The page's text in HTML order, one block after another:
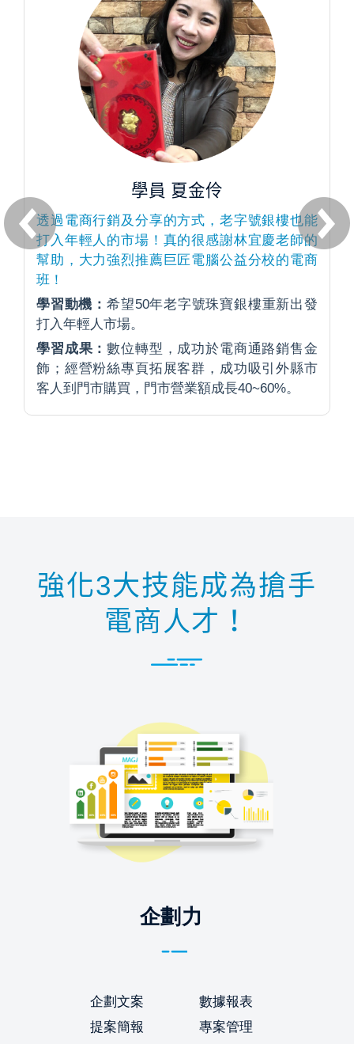
學員 夏金伶
透過電商行銷及分享的方式，老字號銀樓也能
打入年輕人的市場！真的很感謝林宜慶老師的
幫助，大力強烈推薦巨匠電腦公益分校的電商
班！
學習動機： 希望50年老字號珠寶銀樓重新出發
打入年輕人市場。
學習成果：數位轉型，成功於電商通路銷售金
飾；經營粉絲專頁拓展客群，成功吸引外縣市
客人到門市購買，門市營業額成長40~60%。
強化3大技能成為搶手
電商人才！
企劃力
企劃文案
數據報表
提案簡報
專案管理